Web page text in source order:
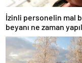
İzinli personelin mal
beyanı ne zaman